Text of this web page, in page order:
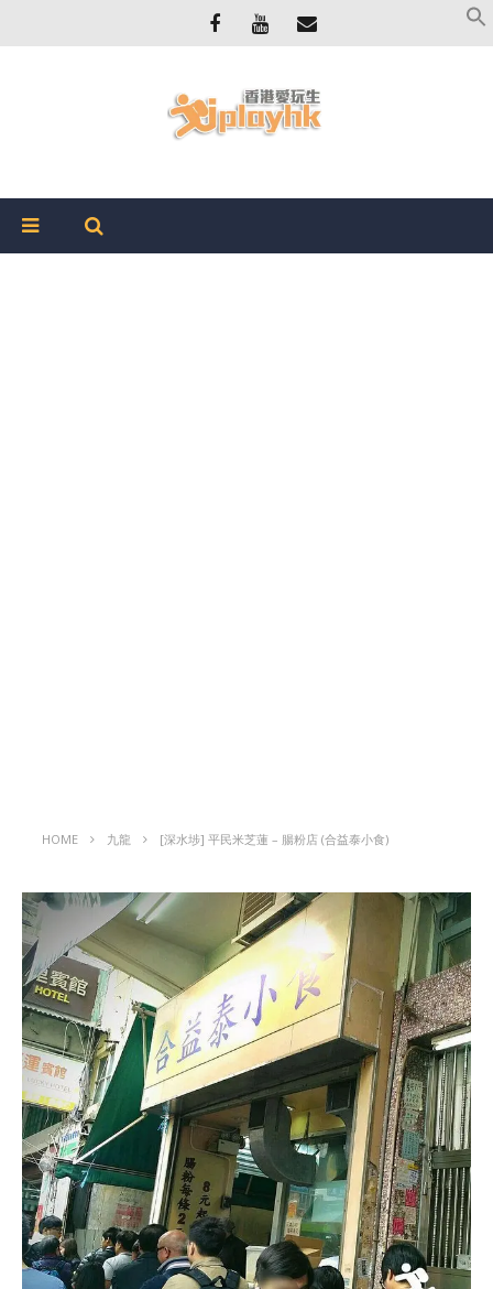
HOME 九龍 [深水埗] 平民米芝蓮 – 腸粉店 (合益泰小食)